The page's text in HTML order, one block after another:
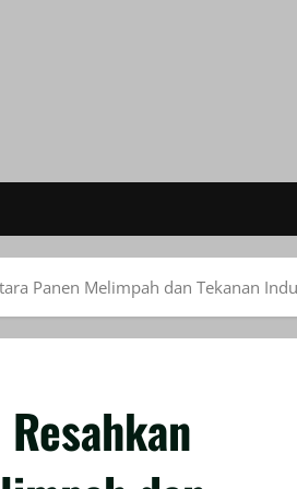
Panen Melimpah dan Tekanan